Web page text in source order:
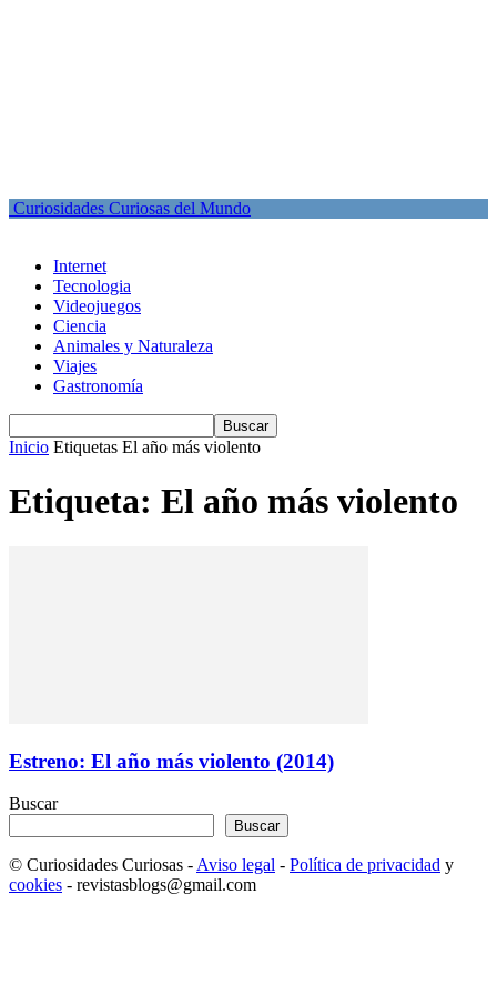
Curiosidades Curiosas del Mundo
Internet
Tecnologia
Videojuegos
Ciencia
Animales y Naturaleza
Viajes
Gastronomía
Inicio Etiquetas El año más violento
Etiqueta: El año más violento
Estreno: El año más violento (2014)
Buscar
Buscar
© Curiosidades Curiosas - Aviso legal - Política de privacidad y
cookies - revistasblogs@gmail.com